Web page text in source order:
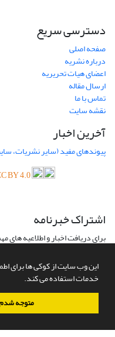
این وب سایت از کوکی ها برای
خدمات استفاده می کند.
متوجه
دسترسی سریع
صفحه اصلی
درباره نشریه
اعضای هیات تحریریه
ارسال مقاله
تماس با ما
نقشه سایت
آخرین اخبار
پیوندهای مفید (سایر نشریات،
BY 4.0
اشتراک خبرنامه
برای دریافت اخبار و اطلاعیه
سامانه مدیریت نشریات علمی.